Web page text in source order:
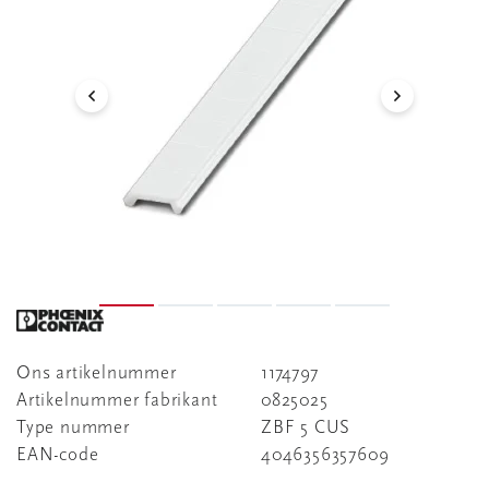
Ons artikelnummer
1174797
Artikelnummer fabrikant
0825025
Type nummer
ZBF 5 CUS
EAN-code
4046356357609